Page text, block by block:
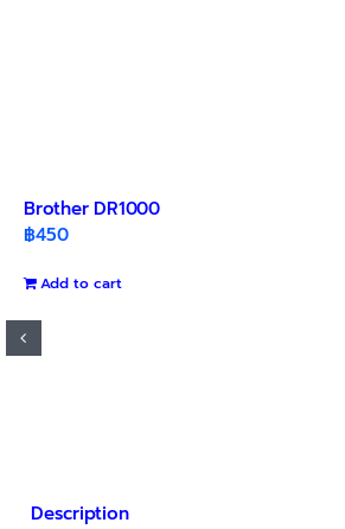
Brother DR1000
฿450
Add to cart
Description